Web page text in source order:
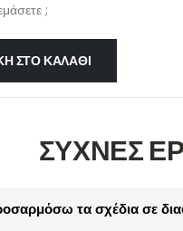
;
ΣΤΟ ΚΑΛΆΘΙ
ΣΥΧΝΕΣ
τα σχέδια σε